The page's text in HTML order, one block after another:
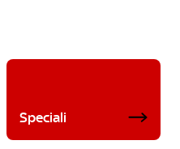
Speciali